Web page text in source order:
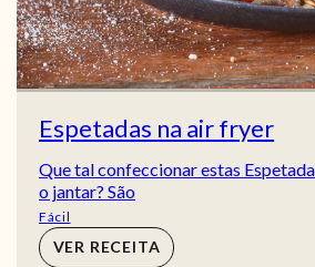
Espetadas na air fryer
Que tal confeccionar estas
o jantar? São
Fácil
VER RECEITA